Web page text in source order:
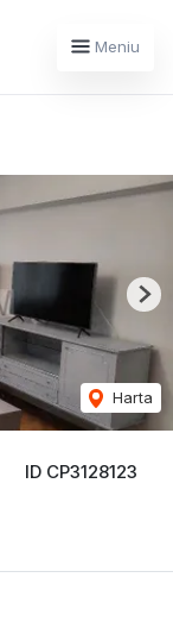
Meniu
ID CP3128123
Harta